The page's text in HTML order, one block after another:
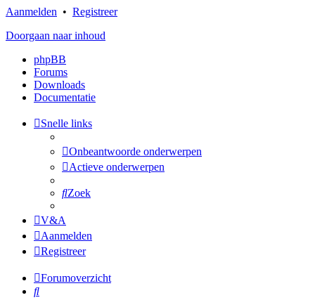
Aanmelden • Registreer
Doorgaan naar inhoud
phpBB
Forums
Downloads
Documentatie
Snelle links
Onbeantwoorde onderwerpen
Actieve onderwerpen
Zoek
V&A
Aanmelden
Registreer
Forumoverzicht
Zoek